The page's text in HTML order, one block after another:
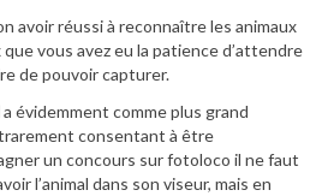
avoir réussi à reconnaître les animaux
vous avez eu la patience d’attendre
de pouvoir capturer.
a évidemment comme plus grand
consentant à être
un concours sur fotoloco il ne faut
l’animal dans son viseur, mais en